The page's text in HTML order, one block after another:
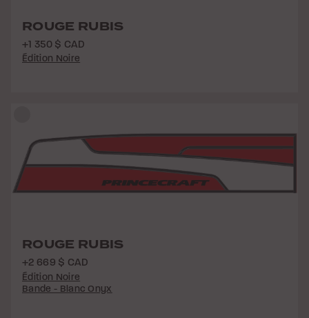
ROUGE RUBIS
+1 350 $ CAD
Édition Noire
ROUGE RUBIS
+2 669 $ CAD
Édition Noire
Bande - Blanc Onyx